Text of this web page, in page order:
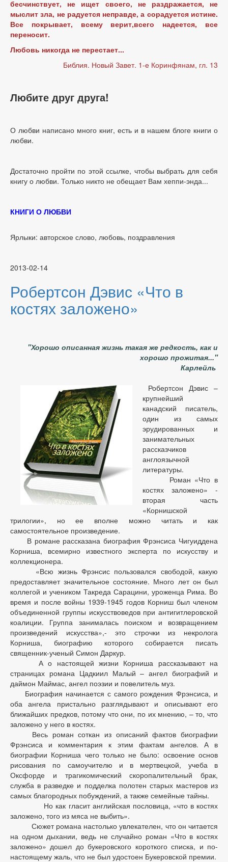
бесчинствует, не ищет своего, не раздражается, не
мыслит зла, не радуется неправде, а сорадуется истине.
Все покрывает, всему верит,всего надеется, все
переносит.
Любовь никогда не перестает...
Библия. Новый Завет. 1-е Коринфянам, гл. 13
Любите друг друга!
О любви написано много книг, есть и в нашем блоге книги о
любви.
Достаточно пройти по этой ссылке, чтобы выбрать для себя
книгу о любви. Только никто не обещает Вам хеппи-энда...
КНИГИ О ЛЮБВИ
Ярлыки: авторское слово, любовь, поздравления
2013-02-14
Робертсон Дэвис «Что в
костях заложено»
"Хорошо описанная жизнь такая же редкость, как и
хорошо прожитая..."
Карлейль
Робертсон Дэвис –
крупнейший
канадский писатель,
один из самых
эрудированных и
занимательных
рассказчиков
англоязычной
литературы.
Роман «Что в
костях заложено» -
вторая часть
«Корнишской
трилогии», но ее вполне можно читать и как
самостоятельное произведение.
В романе рассказана биография Фрэнсиса Чигуиддена
Корниша, всемирно известного эксперта по искусству и
коллекционера.
«Всю жизнь Фрэнсис пользовался свободой, какую
предоставляет значительное состояние. Много лет он был
коллегой и учеником Такреда Сарацини, уроженца Рима. Во
время и после войны 1939-1945 годов Корниш был членом
объединенной группы искусствоведов при антигитлеровской
коалиции. Группа занималась поиском и возвращением
произведений искусства»,- это строчки из некролога
Корниша, биографию которого собирается писать
священник-ученый Симон Даркур.
А о настоящей жизни Корниша рассказывают на
страницах романа Цадкиил Малый – ангел биографий и
даймон Маймас, ангел поэзии и повелитель муз.
Биография начинается с самого рождения Фрэнсиса, и
оба ангела пристально разглядывают и описывают его
ближайших предков, потому что они, по их мнению, – то, что
заложено у него в костях.
Весь роман соткан из описаний фактов биографии
Фрэнсиса и комментария к этим фактам ангелов. А в
биографии Корниша чего только не было: освоение основ
рисования по самоучителю и в мертвецкой, учеба в
Оксфорде и трагикомический скоропалительный брак,
служба в разведке и подделка полотен старых мастеров из
самых благородных побуждений, а также семейные тайны.
Но как гласит английская пословица, «что в костях
заложено, того из мяса не выбить».
Сюжет романа настолько увлекателен, что он читается
на одном дыхании, ведь не случайно роман «Что в костях
заложено» дошел до букеровского короткого списка, и по-
настоящему жаль, что не был удостоен Букеровской премии.